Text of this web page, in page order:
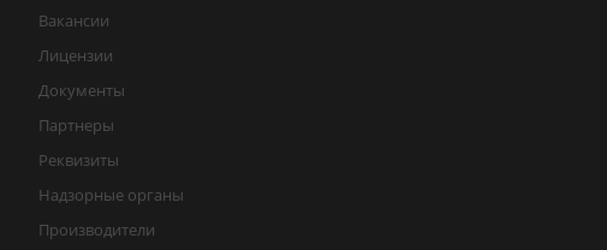
Вакансии
Лицензии
Документы
Партнеры
Реквизиты
Надзорные органы
Производители